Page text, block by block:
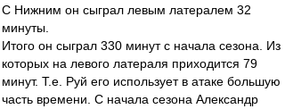
С Нижним он сыграл левым латералем 32
минуты.
Итого он сыграл 330 минут с начала сезона. Из
которых на левого латераля приходится 79
минут. Т.е. Руй его использует в атаке большую
часть времени. С начала сезона Александр